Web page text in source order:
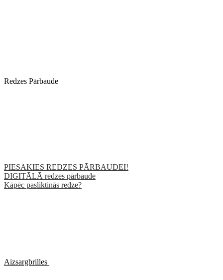
Redzes Pārbaude
PIESAKIES REDZES PĀRBAUDEI!
DIGITĀLĀ redzes pārbaude
Kāpēc pasliktinās redze?
Aizsargbrilles